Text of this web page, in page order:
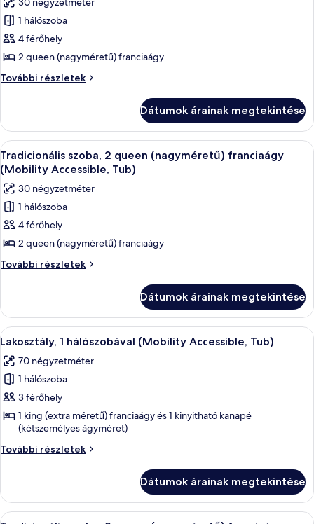
Roll-
in
Shower)
Roll-
in
Shower)
további
részletei
összes
képének
megtekintése:
Tradicionális
szoba,
(nagyméretű)
franciaágy
(Mobility/Hearing
Accessible,
Tub)
1 hálószoba
4 férőhely
2 queen (nagyméretű) franciaágy
További részletek
Tradicionális
(nagyméretű)
franciaágy
(Mobility/Hearing
Accessible,
Tub)
további
részletei
Dátumok árainak megtekintése
A
következő
szoba
összes
képének
megtekintése:
Tradicionális
szoba,
(nagyméretű)
franciaágy
(Mobility
Accessible,
Tub)
Egy szállodai szoba, amelyben
2
Tradicionális szoba, 2 queen (nagyméretű) franciaágy
(Mobility Accessible, Tub)
30 négyzetméter
1 hálószoba
4 férőhely
2 queen (nagyméretű) franciaágy
További részletek
Tradicionális
(nagyméretű)
franciaágy
(Mobility
Accessible,
Tub)
további
Dátumok árainak megtekintése
A
következő
szoba
összes
képének
megtekintése:
Lakosztály,
1
Accessible,
Tub)
Egy modern szállodai szoba,
7
Lakosztály, 1 hálószobával (Mobility Accessible, Tub)
70 négyzetméter
1 hálószoba
3 férőhely
1 king (extra méretű) franciaágy és 1 kinyitható kanapé
(kétszemélyes ágyméret)
További részletek
Lakosztály,
Accessible,
Tub)
Dátumok árainak megtekintése
A
Egy szállodai szoba, amelyben